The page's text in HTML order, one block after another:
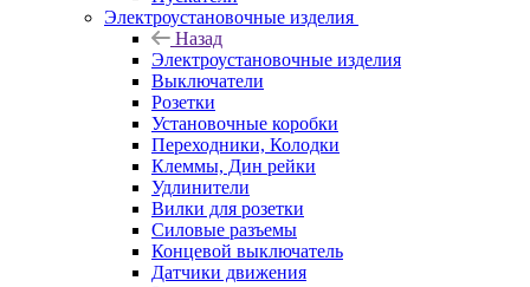
Электроустановочные изделия
Назад
Электроустановочные изделия
Выключатели
Розетки
Установочные коробки
Переходники, Колодки
Клеммы, Дин рейки
Удлинители
Вилки для розетки
Силовые разъемы
Концевой выключатель
Датчики движения